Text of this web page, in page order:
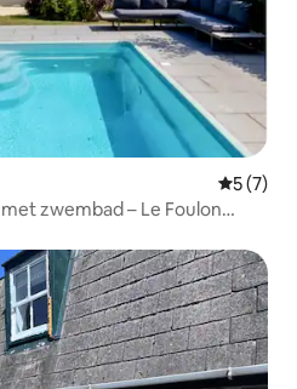
5 (7)
zwembad – Le Foulon